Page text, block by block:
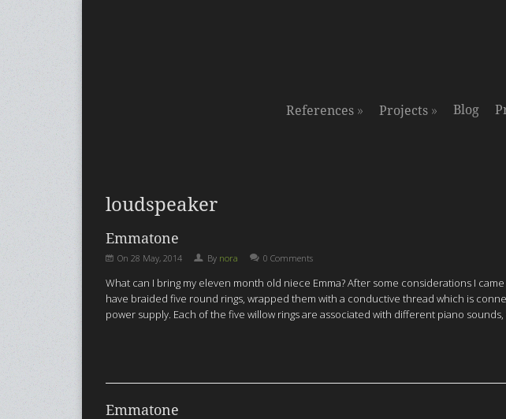
References» Projects» Blog
loudspeaker
Emmatone
On28 May, 2014 By nora 0 Comments
What can I bring my eleven month old niece Emma?After some considerations I
have braided five round rings, wrapped them with a conductive thread which is
power supply. Each of the five willow rings are associated with different piano
Emmatone